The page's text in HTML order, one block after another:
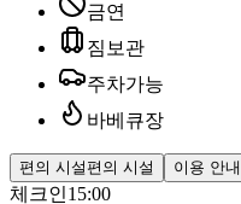
금연
짐보관
주차가능
바베큐장
편의 시설 편의 시설 이용 안내
체크인15:00